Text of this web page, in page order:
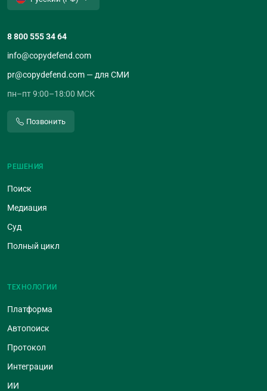
8 800 555 34 64
info@copydefend.com
pr@copydefend.com — для СМИ
пн–пт 9:00–18:00 МСК
Позвонить
РЕШЕНИЯ
Поиск
Медиация
Суд
Полный цикл
ТЕХНОЛОГИИ
Платформа
Автопоиск
Протокол
Интеграции
ИИ